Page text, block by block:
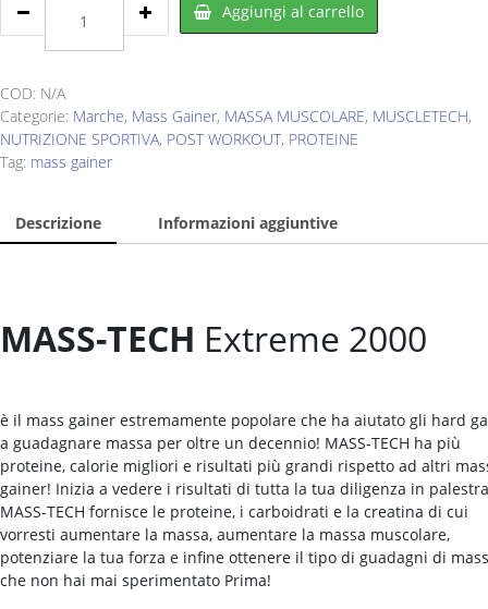
Mass-
Tech
2000
2720
g
quantity
Aggiungi al carrello
COD: N/A
Categorie: Marche, Mass Gainer, MASSA MUSCOLARE, MUSCLETECH,
NUTRIZIONE SPORTIVA, POST WORKOUT, PROTEINE
Tag: mass gainer
Descrizione Informazioni aggiuntive
MASS-TECH Extreme 2000
è il mass gainer estremamente popolare che ha aiutato gli hard
a guadagnare massa per oltre un decennio! MASS-TECH ha più
proteine, calorie migliori e risultati più grandi rispetto ad altri
gainer! Inizia a vedere i risultati di tutta la tua diligenza in
MASS-TECH fornisce le proteine, i carboidrati e la creatina di cui
vorresti aumentare la massa, aumentare la massa muscolare,
potenziare la tua forza e infine ottenere il tipo di guadagni di
che non hai mai sperimentato Prima!